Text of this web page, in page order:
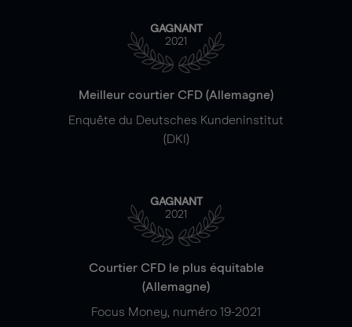
GAGNANT
2021
Meilleur courtier CFD (Allemagne)
Enquête du Deutsches Kundeninstitut
(DKI)
GAGNANT
2021
Courtier CFD le plus équitable
(Allemagne)
Focus Money, numéro 19-2021